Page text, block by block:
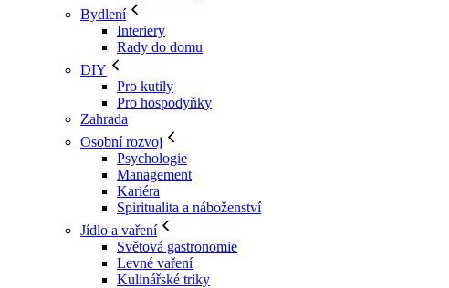
Bydlení
Interiery
Rady do domu
DIY
Pro kutily
Pro hospodyňky
Zahrada
Osobní rozvoj
Psychologie
Management
Kariéra
Spiritualita a náboženství
Jídlo a vaření
Světová gastronomie
Levné vaření
Kulinářské triky